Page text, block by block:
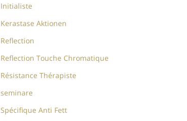
Initialiste
Kerastase Aktionen
Reflection
Reflection Touche Chromatique
Résistance Thérapiste
seminare
Spécifique Anti Fett